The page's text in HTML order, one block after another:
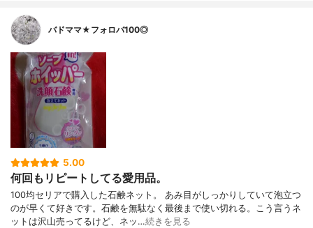
バドママ★フォロバ100◎
5.00
何回もリピートしてる愛用品。
100均セリアで購入した石鹸ネット。 あみ目がしっかりしていて泡立つ
のが早くて好きです。石鹸を無駄なく最後まで使い切れる。こう言うネ
ットは沢山売ってるけど、ネッ…続きを見る